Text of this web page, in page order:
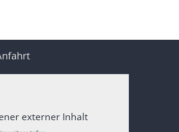
externer Inhalt